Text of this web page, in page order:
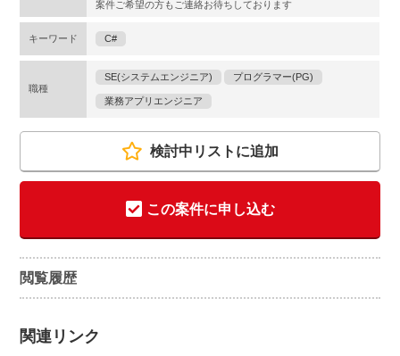
案件ご希望の方もご連絡お待ちしております
キーワード C#
職種
SE(システムエンジニア) プログラマー(PG)
業務アプリエンジニア
検討中リストに追加
この案件に申し込む
閲覧履歴
関連リンク